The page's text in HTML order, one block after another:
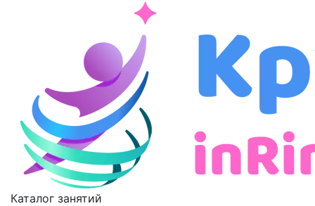
Каталог занятий